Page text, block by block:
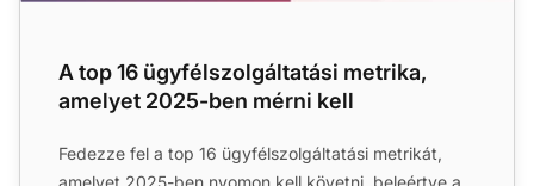
A top 16 ügyfélszolgáltatási metrika,
amelyet 2025-ben mérni kell
Fedezze fel a top 16 ügyfélszolgáltatási metrikát,
amelyet 2025-ben nyomon kell követni, beleértve a